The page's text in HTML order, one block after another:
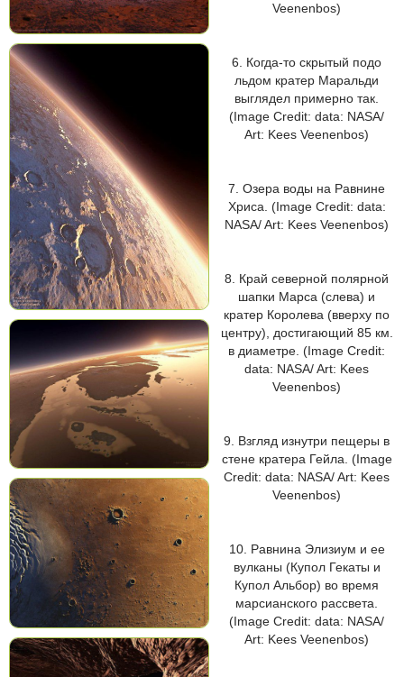
Veenenbos)
6. Когда-то скрытый подо
льдом кратер Маральди
выглядел примерно так.
(Image Credit: data: NASA/
Art: Kees Veenenbos)
7. Озера воды на Равнине
Хриса. (Image Credit: data:
NASA/ Art: Kees Veenenbos)
8. Край северной полярной
шапки Марса (слева) и
кратер Королева (вверху по
центру), достигающий 85 км.
в диаметре. (Image Credit:
data: NASA/ Art: Kees
Veenenbos)
9. Взгляд изнутри пещеры в
стене кратера Гейла. (Image
Credit: data: NASA/ Art: Kees
Veenenbos)
10. Равнина Элизиум и ее
вулканы (Купол Гекаты и
Купол Альбор) во время
марсианского рассвета.
(Image Credit: data: NASA/
Art: Kees Veenenbos)